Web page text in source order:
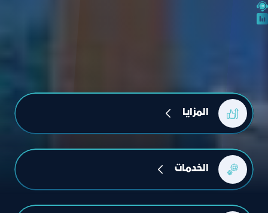
المزايا
الخدمات